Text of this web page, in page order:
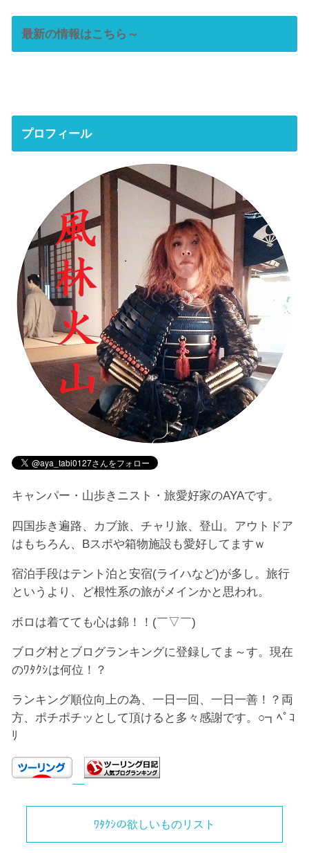
最新の情報はこちら～
プロフィール
キャンパー・山歩きニスト・旅愛好家のAYAです。
四国歩き遍路、カブ旅、チャリ旅、登山。アウトドア
はもちろん、Bスポや箱物施設も愛好してますｗ
宿泊手段はテント泊と安宿(ライハなど)が多し。旅行
というより、ど根性系の旅がメインかと思われ。
ボロは着てても心は錦！！(￣▽￣)
ブログ村とブログランキングに登録してま～す。現在
のﾜﾀｸｼは何位！？
ランキング順位向上の為、一日一回、一日一善！？両
方、ポチポチッとして頂けると多々感謝です。○┓ﾍﾟｺ
ﾘ
ﾜﾀｸｼの欲しいものリスト